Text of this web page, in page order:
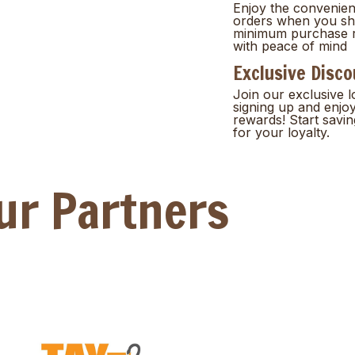
Enjoy the
orders when you
minimum purchase
with peace of mind
Exclusive
Join our exclusive
signing up and
rewards! Start
for your loyalty.
Partners